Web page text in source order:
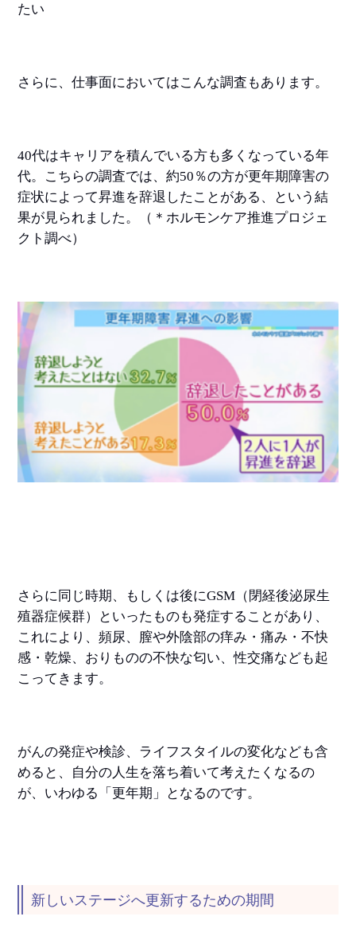
たい
さらに、仕事面においてはこんな調査もあります。
40代はキャリアを積んでいる方も多くなっている年
代。こちらの調査では、約50 ％の方が更年期障害の
症状によって昇進を辞退したことがある、という結
果が見られました。（＊ホルモンケア推進プロジェ
クト調べ）
さらに同じ時期、もしくは後にGSM （閉経後泌尿生
殖器症候群）といったものも発症することがあり、
これにより、頻尿、膣や外陰部の痒み・痛み・不快
感・乾燥、おりものの不快な匂い、性交痛なども起
こってきます。
がんの発症や検診、ライフスタイルの変化なども含
めると、自分の人生を落ち着いて考えたくなるの
が、いわゆる「更年期」となるのです。
新しいステージへ更新するための期間